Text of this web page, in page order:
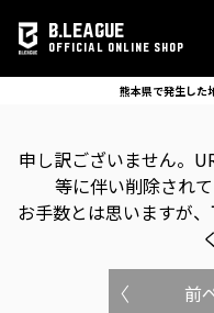
B.LEAGUE
OFFICIAL ONLINE SHOP
熊本県で発生した
申し訳ございません。
等に伴い削除され
お手数とは思いますが
前